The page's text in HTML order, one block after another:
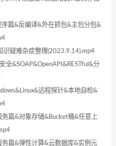
篇&反编译&外在抓包&主包分包&
疑难杂症整理(2023.9.14).mp4
全&SOAP&OpenAPI&RESTful&分
远程探针&本地自检&
篇&对象存储&Bucket桶&任意上
篇&弹性计算&云数据库&实例元